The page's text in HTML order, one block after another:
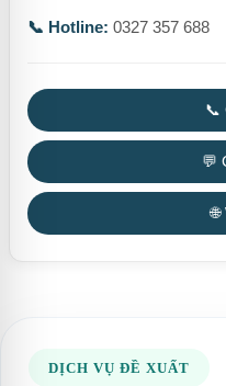
📞 Hotline: 0327 357 688
📞
💬
DỊCH VỤ ĐỀ XUẤT